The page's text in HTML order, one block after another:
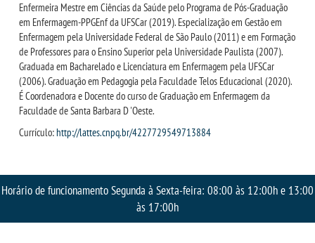
Enfermeira Mestre em Ciências da Saúde pelo Programa de Pós-Graduação
em Enfermagem-PPGEnf da UFSCar (2019). Especialização em Gestão em
Enfermagem pela Universidade Federal de São Paulo (2011) e em Formação
de Professores para o Ensino Superior pela Universidade Paulista (2007).
Graduada em Bacharelado e Licenciatura em Enfermagem pela UFSCar
(2006). Graduação em Pedagogia pela Faculdade Telos Educacional (2020).
É Coordenadora e Docente do curso de Graduação em Enfermagem da
Faculdade de Santa Barbara D 'Oeste.
Currículo:http://lattes.cnpq.br/4227729549713884
Horário de funcionamento Segunda à Sexta-feira: 08:00 às 12:00h e 13:00
às 17:00h